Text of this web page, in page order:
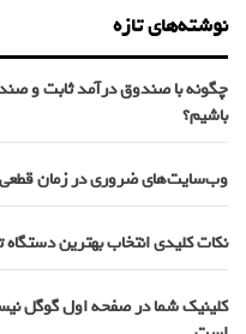
نوشته‌های تازه
چگونه با صندوق درآمد ثابت و
باشیم؟
وب‌سایت‌های ضروری در زمان قطعی
نکات کلیدی انتخاب بهترین دستگاه
کلینیک شما در صفحه اول گوگل